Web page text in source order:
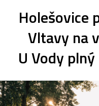
Holešovice
Vltavy na
U Vody